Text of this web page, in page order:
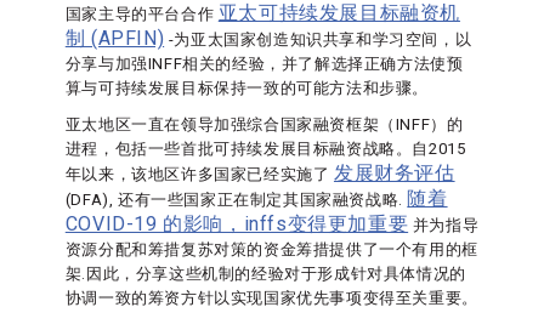
国家主导的平台合作 亚太可持续发展目标融资机
制 (APFIN) -为亚太国家创造知识共享和学习空间，以
分享与加强INFF相关的经验，并了解选择正确方法使预
算与可持续发展目标保持一致的可能方法和步骤。
亚太地区一直在领导加强综合国家融资框架（INFF）的
进程，包括一些首批可持续发展目标融资战略。自2015
年以来，该地区许多国家已经实施了 发展财务评估
(DFA), 还有一些国家正在制定其国家融资战略. 随着
COVID-19 的影响，inffs变得更加重要 并为指导
资源分配和筹措复苏对策的资金筹措提供了一个有用的框
架.因此，分享这些机制的经验对于形成针对具体情况的
协调一致的筹资方针以实现国家优先事项变得至关重要。